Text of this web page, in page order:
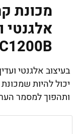
מכונת
יכול להיות
ותהפוך למסמר